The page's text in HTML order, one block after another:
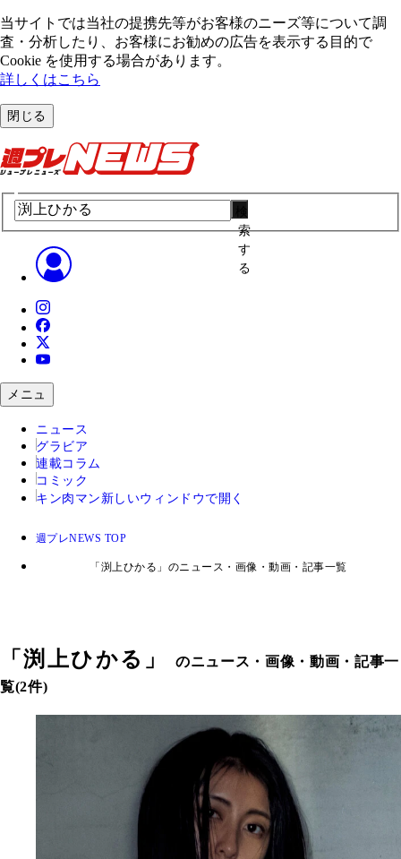
当サイトでは当社の提携先等がお客様のニーズ等について調
査・分析したり、お客様にお勧めの広告を表⽰する⽬的で
Cookie を使⽤する場合があります。
詳しくはこちら
閉じる
索
す
る
メニュ
ニュース
グラビア
連載コラム
コミック
キン肉マン 新しいウィンドウで開く
週プレNEWS TOP
「渕上ひかる」のニュース・画像・動画・記事一覧
「渕上ひかる 」のニュース・画像・動画・記事一
覧(2件)